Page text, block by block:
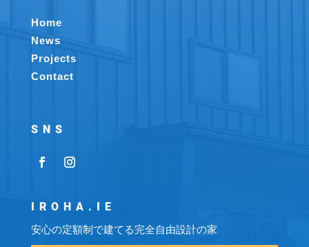
Home
News
Projects
Contact
SNS
IROHA.IE
安心の定額制で建てる完全自由設計の家